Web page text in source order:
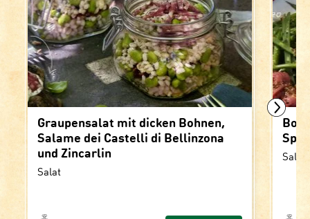
Graupensalat mit dicken Bohnen,
Salame dei Castelli di Bellinzona
und Zincarlin
Salat
Salat